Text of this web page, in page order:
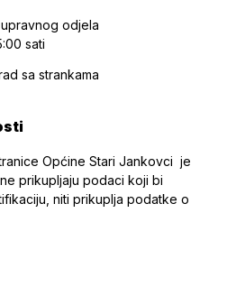
odjela
sati
sa strankama
Općine Stari Jankovci je
prikupljaju podaci koji bi
niti prikuplja podatke o